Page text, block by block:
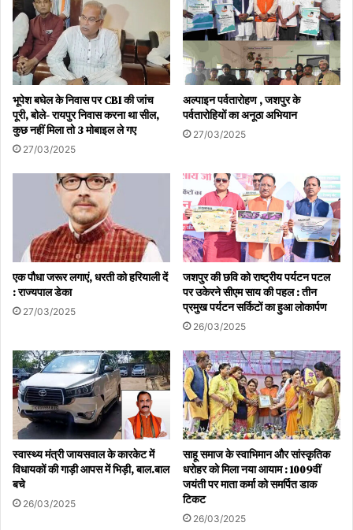
भूपेश बघेल के निवास पर CBI की जांच
पूरी, बोले- रायपुर निवास करना था सील,
कुछ नहीं मिला तो 3 मोबाइल ले गए
27/03/2025
अल्पाइन पर्वतारोहण , जशपुर के
पर्वतारोहियों का अनूठा अभियान
27/03/2025
एक पौधा जरूर लगाएं, धरती को हरियाली दें
: राज्यपाल डेका
27/03/2025
जशपुर की छवि को राष्ट्रीय पर्यटन पटल
पर उकेरने सीएम साय की पहल : तीन
प्रमुख पर्यटन सर्किटों का हुआ लोकार्पण
26/03/2025
स्वास्थ्य मंत्री जायसवाल के कारकेट में
विधायकों की गाड़ी आपस में भिड़ी, बाल.बाल
बचे
26/03/2025
साहू समाज के स्वाभिमान और सांस्कृतिक
धरोहर को मिला नया आयाम : 1009वीं
जयंती पर माता कर्मा को समर्पित डाक
टिकट
26/03/2025